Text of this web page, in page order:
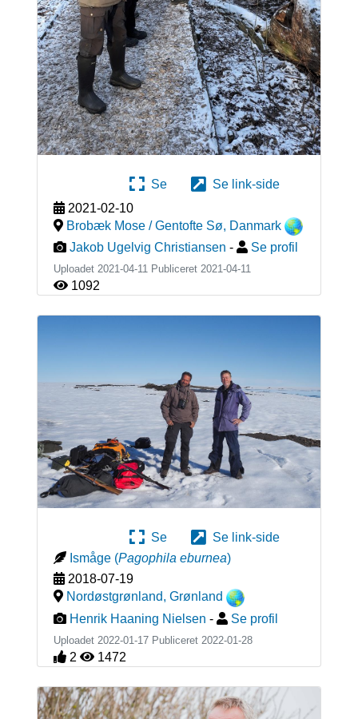
Se
Se link-side
2021-02-10
Brobæk Mose / Gentofte Sø, Danmark
Jakob Ugelvig Christiansen - Se profil
Uploadet 2021-04-11 Publiceret 2021-04-11
1092
Se
Se link-side
Ismåge (Pagophila eburnea)
2018-07-19
Nordøstgrønland, Grønland
Henrik Haaning Nielsen - Se profil
Uploadet 2022-01-17 Publiceret 2022-01-28
2 1472